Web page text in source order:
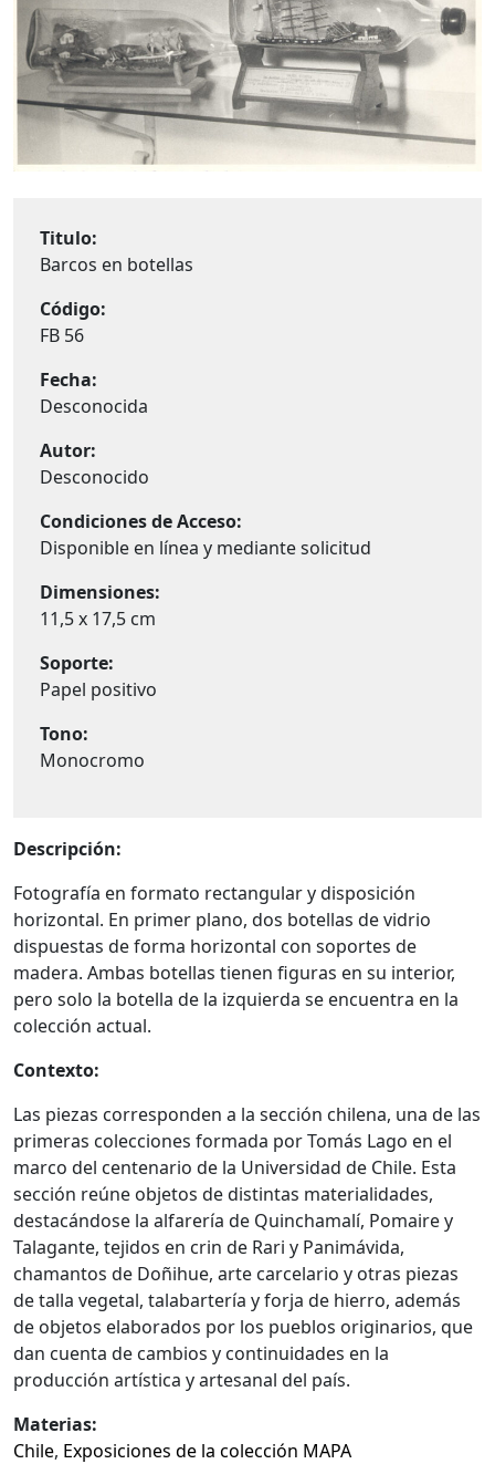
Titulo:
Barcos en botellas
Código:
FB 56
Fecha:
Desconocida
Autor:
Desconocido
Condiciones de Acceso:
Disponible en línea y mediante solicitud
Dimensiones:
11,5 x 17,5 cm
Soporte:
Papel positivo
Tono:
Monocromo
Descripción:
Fotografía en formato rectangular y disposición
horizontal. En primer plano, dos botellas de vidrio
dispuestas de forma horizontal con soportes de
madera. Ambas botellas tienen figuras en su interior,
pero solo la botella de la izquierda se encuentra en la
colección actual.
Contexto:
Las piezas corresponden a la sección chilena, una de las
primeras colecciones formada por Tomás Lago en el
marco del centenario de la Universidad de Chile. Esta
sección reúne objetos de distintas materialidades,
destacándose la alfarería de Quinchamalí, Pomaire y
Talagante, tejidos en crin de Rari y Panimávida,
chamantos de Doñihue, arte carcelario y otras piezas
de talla vegetal, talabartería y forja de hierro, además
de objetos elaborados por los pueblos originarios, que
dan cuenta de cambios y continuidades en la
producción artística y artesanal del país.
Materias:
Chile, Exposiciones de la colección MAPA